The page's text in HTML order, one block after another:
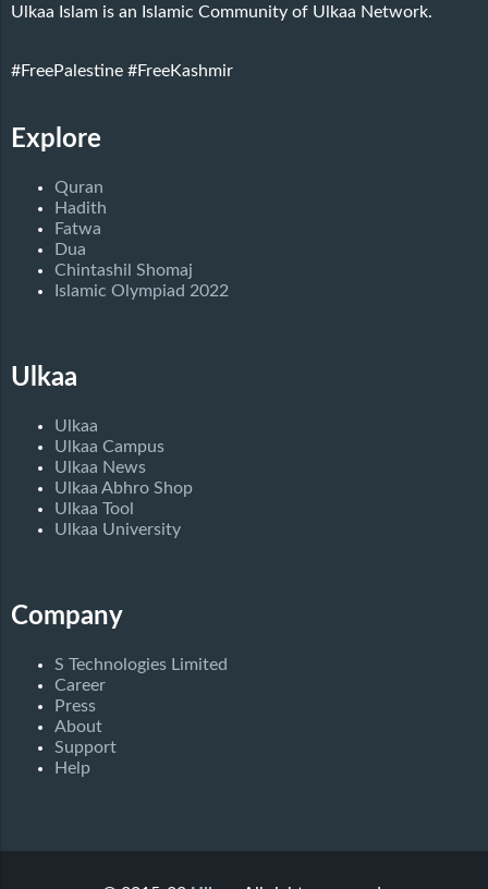
Ulkaa Islam is an Islamic Community of Ulkaa Network.
#FreePalestine #FreeKashmir
Explore
Quran
Hadith
Fatwa
Dua
Chintashil Shomaj
Islamic Olympiad 2022
Ulkaa
Ulkaa
Ulkaa Campus
Ulkaa News
Ulkaa Abhro Shop
Ulkaa Tool
Ulkaa University
Company
S Technologies Limited
Career
Press
About
Support
Help